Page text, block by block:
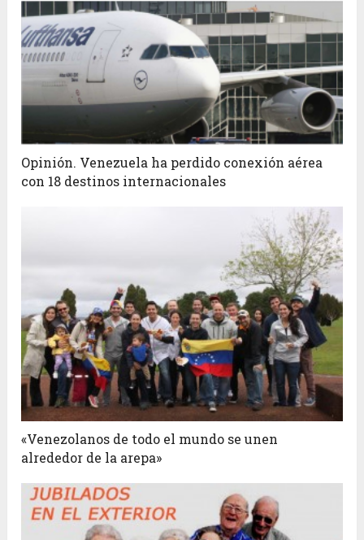
Opinión. Venezuela ha perdido conexión aérea
con 18 destinos internacionales
«Venezolanos de todo el mundo se unen
alrededor de la arepa»